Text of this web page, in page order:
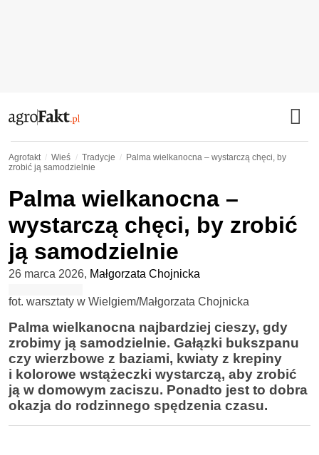
Agrofakt Wieś Tradycje
Palma wielkanocna – wystarczą chęci, by
zrobić ją samodzielnie
Palma wielkanocna –
wystarczą chęci, by zrobić
ją samodzielnie
26 marca 2026, Małgorzata Chojnicka
fot. warsztaty w Wielgiem/Małgorzata Chojnicka
Palma wielkanocna najbardziej cieszy, gdy
zrobimy ją samodzielnie. Gałązki bukszpanu
czy wierzbowe z baziami, kwiaty z krepiny
i kolorowe wstążeczki wystarczą, aby zrobić
ją w domowym zaciszu. Ponadto jest to dobra
okazja do rodzinnego spędzenia czasu.